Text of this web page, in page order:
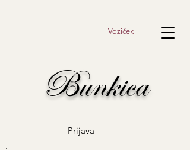
Voziček
Bunkica
Prijava